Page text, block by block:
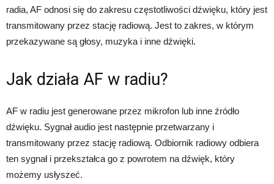
radia, AF odnosi się do zakresu częstotliwości dźwięku, który jest
transmitowany przez stację radiową. Jest to zakres, w którym
przekazywane są głosy, muzyka i inne dźwięki.
Jak działa AF w radiu?
AF w radiu jest generowane przez mikrofon lub inne źródło
dźwięku. Sygnał audio jest następnie przetwarzany i
transmitowany przez stację radiową. Odbiornik radiowy odbiera
ten sygnał i przekształca go z powrotem na dźwięk, który
możemy usłyszeć.